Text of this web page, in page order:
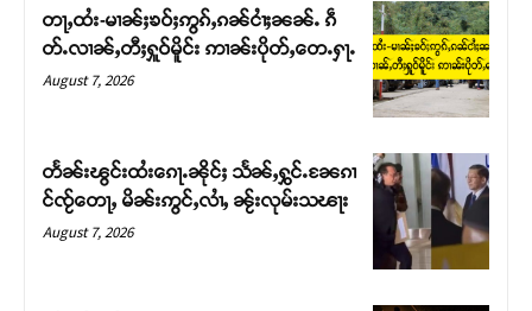
တႃႇႁႂ်ႈသဵင်ၵၢင်ၸႂ်ၵူၼ်းမိူင်း ၵူႈတီႈၵူႈလႅၼ်ပေႃးတေၸွ
တ်ႇ တူဝ်ႈလုမ်ႈၾႃႉၼၼ်ႉ ၶဝ်ႈႁူမ်ႈၵမ်ႉထႅမ် ၸုမ်းၶၢ
ဝ်ႇၽူႈတွႆႇႁွၵ်ႈ လႆႈယူႇၶႃႈဢေႃႈ။
တႃႇထႆး-မၢၼ်ႈၶဝ်ႈဢွၵ်ႇၵၼ်ငၢႆႈၼၼ်ႉ ၵဵ
တ်ႉလၢၼ်ႇတီႈႁူဝ်မိူင်း ဢၢၼ်းပိုတ်ႇတေႉႁႃႉ
August 7, 2026
တႅၼ်းၽွင်းထႆးၵေႃႉၼိုင်ႈ သႅၼ်ႇႁွင်ႉၼႄၵၢ
င်ၸႂ်တေႃႇ မိၼ်းဢွင်ႇလၢႆႇ ၼႂ်းလုမ်းသၽႃး
August 7, 2026